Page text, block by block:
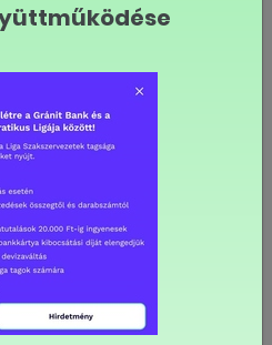
a LIGA Szakszervezeteket
kapcsolatok tripartit
állandó munkaügyi
a szakszervezetek
követelnek a
TÖBB